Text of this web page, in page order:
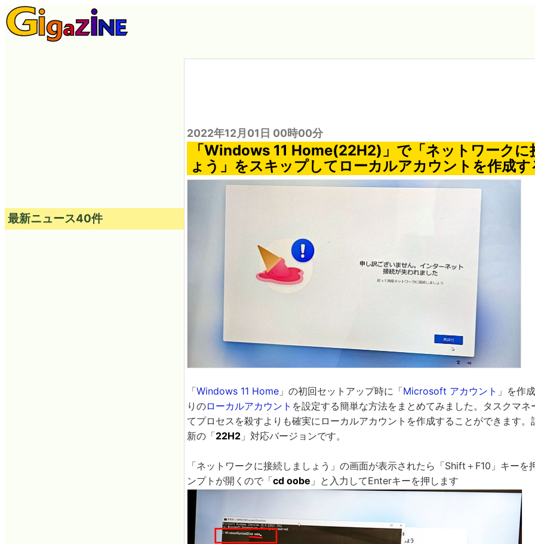
2022年12月01日 00時00分
「Windows 11 Home(22H2)」で「ネットワークに
ょう」をスキップしてローカルアカウントを作成す
「Windows 11 Home 」の初回セットアップ時に「Microsoft アカウント 」を作
りのローカルアカウント を設定する簡単な方法をまとめてみました。タスクマネ
てプロセスを殺すよりも確実にローカルアカウントを作成することができます。
新の「22H2 」対応バージョンです。
「ネットワークに接続しましょう」の画面が表示されたら「Shift＋F10」キーを
ンプトが開くので「cd oobe 」と入力してEnterキーを押します
最新ニュース40件